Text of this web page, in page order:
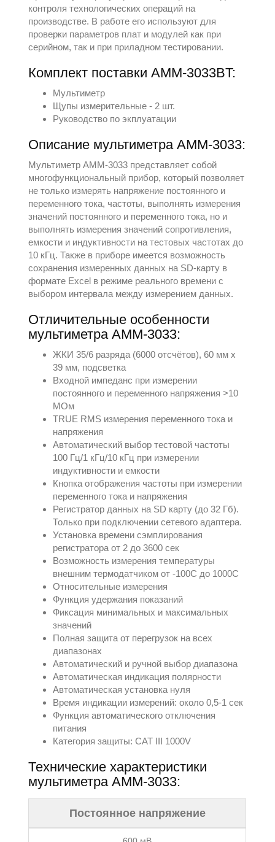
контроля технологических операций на
производстве. В работе его используют для
проверки параметров плат и модулей как при
серийном, так и при приладном тестировании.
Комплект поставки АММ-3033BT:
Мультиметр
Щупы измерительные - 2 шт.
Руководство по экплуатации
Описание мультиметра АММ-3033:
Мультиметр АММ-3033 представляет собой
многофункциональный прибор, который позволяет
не только измерять напряжение постоянного и
переменного тока, частоты, выполнять измерения
значений постоянного и переменного тока, но и
выполнять измерения значений сопротивления,
емкости и индуктивности на тестовых частотах до
10 кГц. Также в приборе имеется возможность
сохранения измеренных данных на SD-карту в
формате Excel в режиме реального времени с
выбором интервала между измерением данных.
Отличительные особенности
мультиметра АММ-3033:
ЖКИ 35/6 разряда (6000 отсчётов), 60 мм х
39 мм, подсветка
Входной импеданс при измерении
постоянного и переменного напряжения >10
МОм
TRUE RMS измерения переменного тока и
напряжения
Автоматический выбор тестовой частоты
100 Гц/1 кГц/10 кГц при измерении
индуктивности и емкости
Кнопка отображения частоты при измерении
переменного тока и напряжения
Регистратор данных на SD карту (до 32 Гб).
Только при подключении сетевого адаптера.
Установка времени сэмплирования
регистратора от 2 до 3600 сек
Возможность измерения температуры
внешним термодатчиком от -100С до 1000С
Относительные измерения
Функция удержания показаний
Фиксация минимальных и максимальных
значений
Полная защита от перегрузок на всех
диапазонах
Автоматический и ручной выбор диапазона
Автоматическая индикация полярности
Автоматическая установка нуля
Время индикации измерений: около 0,5-1 сек
Функция автоматического отключения
питания
Категория защиты: CAT III 1000V
Технические характеристики
мультиметра АММ-3033:
Постоянное напряжение